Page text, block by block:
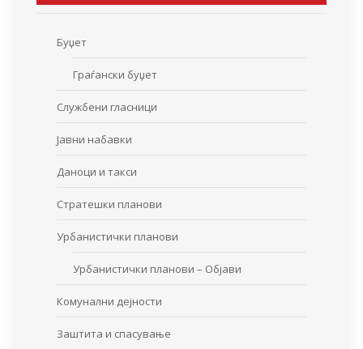
Буџет
Граѓански буџет
Службени гласници
Јавни набавки
Даноци и такси
Стратешки планови
Урбанистички планови
Урбанистички планови – Објави
Комунални дејности
Заштита и спасување